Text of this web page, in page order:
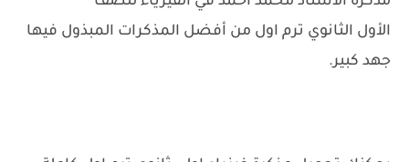
الأول الثانوي ترم اول من أفضل المذكرات المبذول فيها
جهد كبير.